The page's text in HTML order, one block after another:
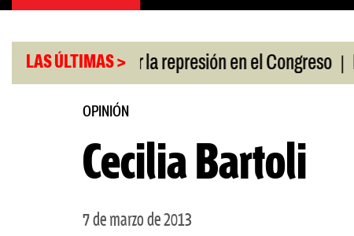
LAS ÚLTIMAS >
a policías por la represión en el Congreso |
OPINIÓN
Cecilia Bartoli
7 de marzo de 2013